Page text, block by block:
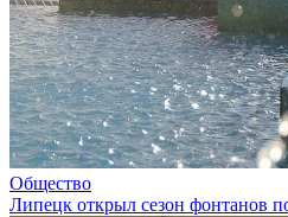
Общество
Липецк открыл сезон фонтанов